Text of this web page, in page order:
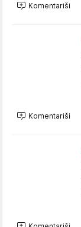
Komentariši
Komentariši